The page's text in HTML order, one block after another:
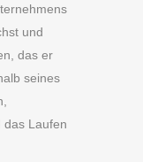
und
das er
seines
das Laufen